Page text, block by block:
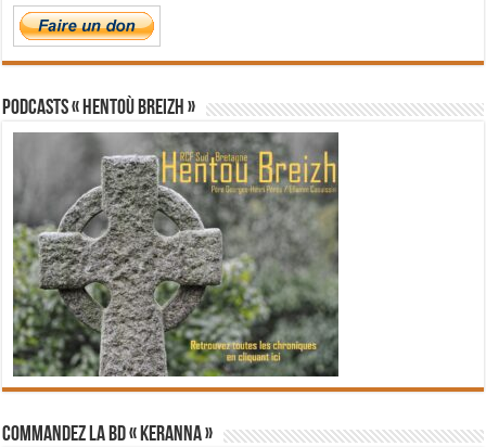
PODCASTS « Hentoù Breizh »
Commandez la BD « Keranna »